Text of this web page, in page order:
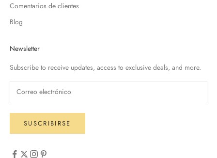
Comentarios de clientes
Blog
Newsletter
Subscribe to receive updates, access to exclusive deals, and more.
SUSCRIBIRSE